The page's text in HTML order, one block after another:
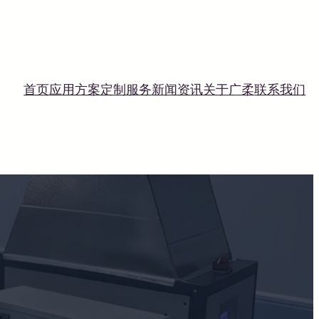
首页应用方案定制服务新闻资讯关于广柔联系我们